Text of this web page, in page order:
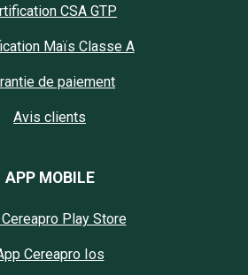
CSA GTP
Maïs Classe A
de paiement
Avis clients
APP MOBILE
Play Store
Cereapro Ios